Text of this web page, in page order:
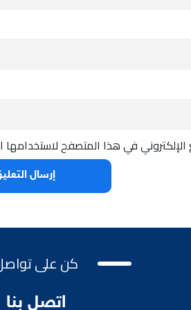
في هذا المتصفح لاستخدامها
كن على
اتصل بنا